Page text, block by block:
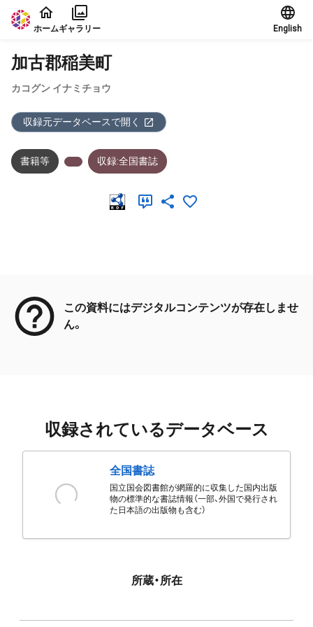
本文に飛ぶ
ホームギャラリー English
加古郡稲美町
カコグン イナミチョウ
収録元データベースで開く
書籍等 収録:全国書誌
この資料にはデジタルコンテンツが存在しませ
ん。
収録されているデータベース
全国書誌
国立国会図書館が網羅的に収集した国内出版
物の標準的な書誌情報（一部、外国で発行され
た日本語の出版物も含む）
所蔵・所在